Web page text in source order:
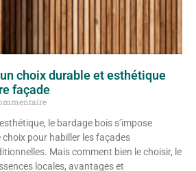
choix durable et esthétique
façade
le bardage bois s’impose
pour habiller les façades
Mais comment bien le choisir, le
locales, avantages et